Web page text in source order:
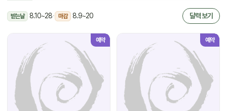
받는날 8.10~28· 마감 8.9~20 달력 보기
예약 예약